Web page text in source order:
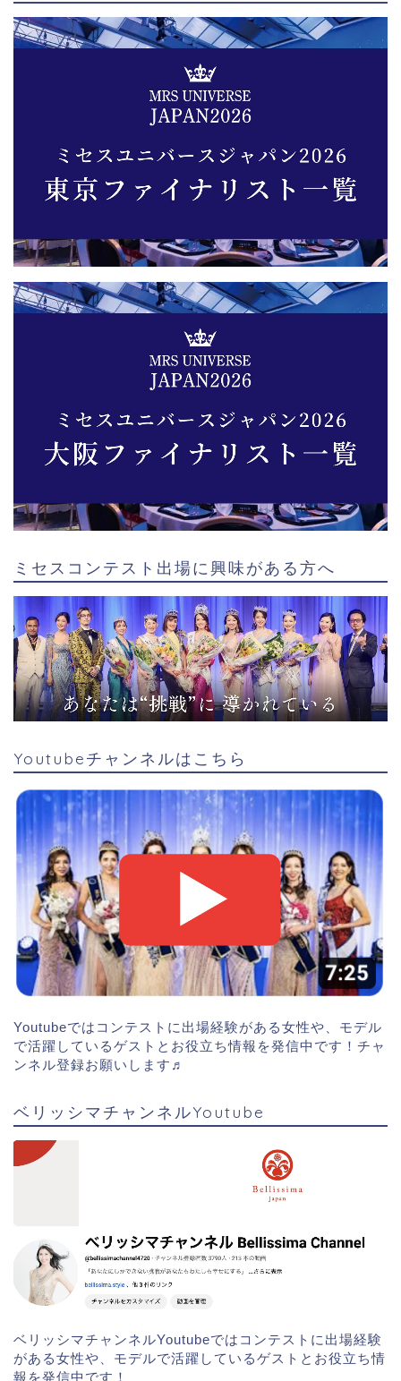
ミセスコンテスト出場に興味がある方へ
Youtubeチャンネルはこちら
Youtubeではコンテストに出場経験がある女性や、モデル
で活躍しているゲストとお役立ち情報を発信中です！チャ
ンネル登録お願いします♬
ベリッシマチャンネルYoutube
ベリッシマチャンネルYoutubeではコンテストに出場経験
がある女性や、モデルで活躍しているゲストとお役立ち情
報を発信中です！